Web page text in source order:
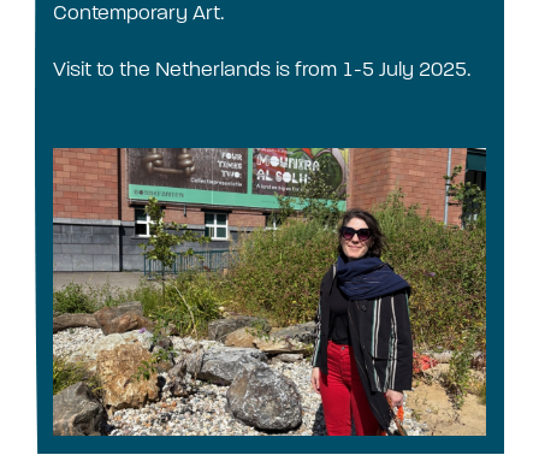
Contemporary Art.
Visit to the Netherlands is from 1-5 July 2025.